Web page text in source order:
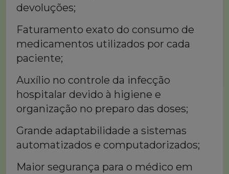
devoluções;
Faturamento exato do consumo de
medicamentos utilizados por cada
paciente;
Auxílio no controle da infecção
hospitalar devido à higiene e
organização no preparo das doses;
Grande adaptabilidade a sistemas
automatizados e computadorizados;
Maior segurança para o médico em